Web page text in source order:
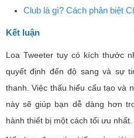
Club là gì? Cách phân biệt
Kết luận
Loa Tweeter tuy có kích thước
quyết định đến độ sang và sự
thanh. Việc thấu hiểu cấu tạo và
này sẽ giúp bạn dễ dàng hơn
hành thiết bị một cách tối ưu nhất.